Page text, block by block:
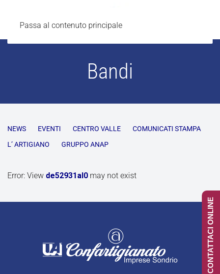
Passa al contenuto principale
Bandi
NEWS EVENTI CENTRO VALLE
COMUNICATI STAMPA
L’ ARTIGIANO
GRUPPO ANAP
Error: View de52931al0 may not exist
CONTATTACI ONLINE